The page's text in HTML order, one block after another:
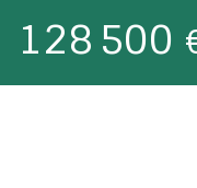
128 500